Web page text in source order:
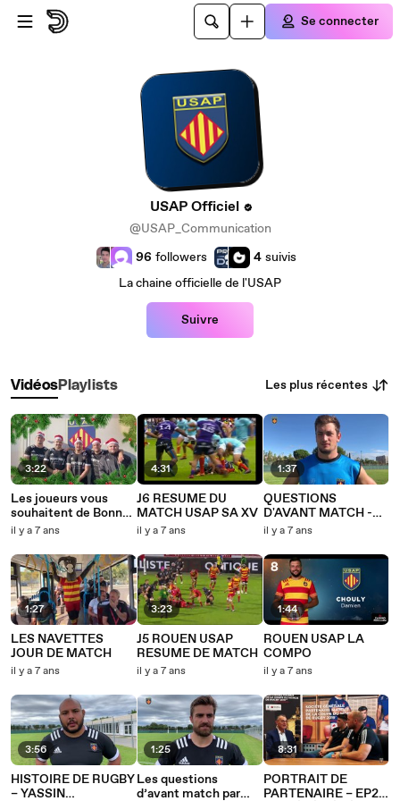
Passer au contenu principal
Se connecter
USAP Officiel
@USAP_Communication
96 followers 4 suivis
La chaine officielle de l'USAP
Suivre
VidéosPlaylists Les plus récentes
3:22
Les joueurs vous
souhaitent de Bonnes
Fêtes en chanson ...
il y a 7 ans
1:27
LES NAVETTES
JOUR DE MATCH
il y a 7 ans
3:56
HISTOIRE DE RUGBY
– YASSIN
4:31
J6 RESUME DU
MATCH USAP SA XV
il y a 7 ans
3:23
J5 ROUEN USAP
RESUME DE MATCH
il y a 7 ans
1:25
Les questions
d’avant match par
1:37
QUESTIONS
D'AVANT MATCH -
TRISTAN
il y a 7 ans
1:44
ROUEN USAP LA
COMPO
il y a 7 ans
8:31
PORTRAIT DE
PARTENAIRE – EP2 –